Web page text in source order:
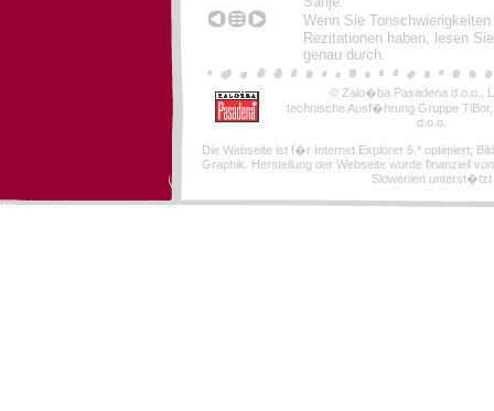
Wenn Sie
Rezitationen haben, lesen
genau durch.
© Zalo�ba Pasadena d.o.o.,
technische Ausf�hrung Gruppe
d.o.o.
Die Webseite ist f�r Internet Explorer 5.* optimiert;
Graphik. Herstellung der Webseite wurde finanziell
Slowenien unterst�tzt